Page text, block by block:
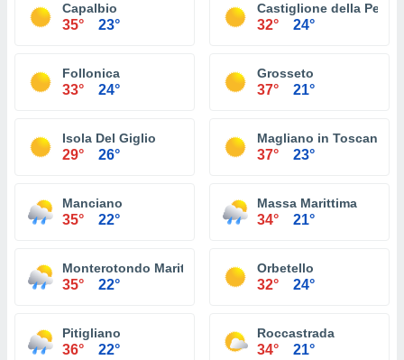
Capalbio
35° 23°
Castiglione della
32° 24°
Follonica
33° 24°
Grosseto
37° 21°
Isola Del Giglio
29° 26°
Magliano in Toscana
37° 23°
Manciano
35° 22°
Massa Marittima
34° 21°
Monterotondo Marittimo
35° 22°
Orbetello
32° 24°
Pitigliano
36° 22°
Roccastrada
34° 21°